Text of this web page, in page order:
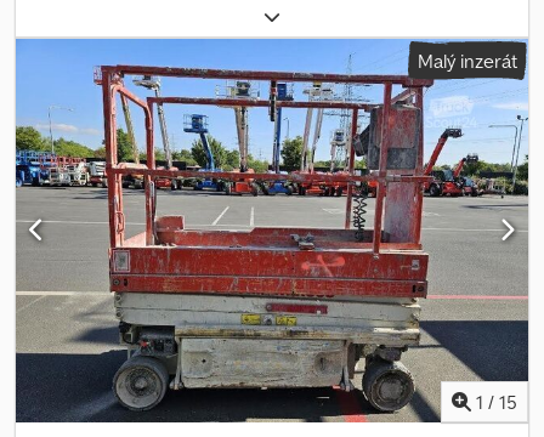
konštrukciou | 727 hodín 📍 Lokalita: Švajčiarsko 🚛 Doprava k
vašej destinácii je možná – Využite našu kalkulačku dopravy na
odhad nákladov! 💰 Kúpte si ho teraz za 2 500 EUR alebo
predložte ponuku. Platba pri dodaní je možná za prijateľný
poplatok (po schválení)* 👷‍♂️ Skontrolované nezávislým
odborníkom 30 kontrolných bodov, z toho 24 schválených ✅, 6 s
drobnými nedostatkami ℹ️, 0 problémov ⚠️ 📌 Poznámka kontrolóra:
📄 Chcete vidieť kompletnú správu z kontroly, ďalšie fotografie
alebo video? Tip: Pri hľadaní ďalších informácií online sa často
používa referencia „41058 Equippo“. 💡 Prečo si vybrať práve túto
stroj a našu službu: ✔ Dôkladná kontrola od odborníkov ✔
Možnosť doručenia priamo na pracovisko ✔ Garantovaná
možnosť vrátenia peňazí ✔ Bezpečné a flexibilné možnosti platby
Chedpfx Aezr I Nbscfea 🔄 Zvažujete aj iné možnosti vybavenia?
Ponúkame užitočné nástroje a zdroje pre všetkých vlastníkov a
operátorov zariadení – ľahko dostupné na našej platforme.
Malý inzerát
1 / 15